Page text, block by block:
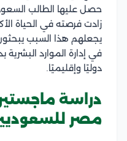
حصل عليها الطالب
زادت فرصته في الحياة
يجعلهم هذا السبب
في إدارة الموارد
دوليًا وإقليميًا.
دراسة
مصر